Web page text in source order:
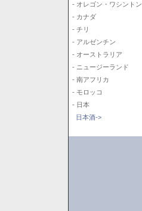
- オレゴン・ワシントン
- カナダ
- チリ
- アルゼンチン
- オーストラリア
- ニュージーランド
- 南アフリカ
- モロッコ
- 日本
日本酒->